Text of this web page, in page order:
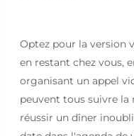
Optez pour la version
en restant chez vous,
organisant un appel
peuvent tous suivre la
réussir un dîner